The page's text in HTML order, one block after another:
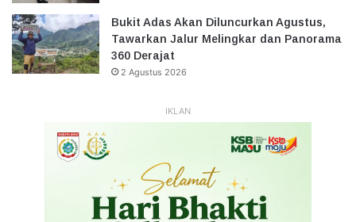
Bukit Adas Akan Diluncurkan Agustus,
Tawarkan Jalur Melingkar dan Panorama
360 Derajat
2 Agustus 2026
IKLAN